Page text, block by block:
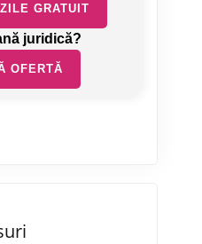
GRATUIT
OFERTĂ